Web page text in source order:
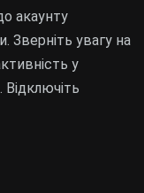
акаунту
Зверніть увагу на
у
Відключіть